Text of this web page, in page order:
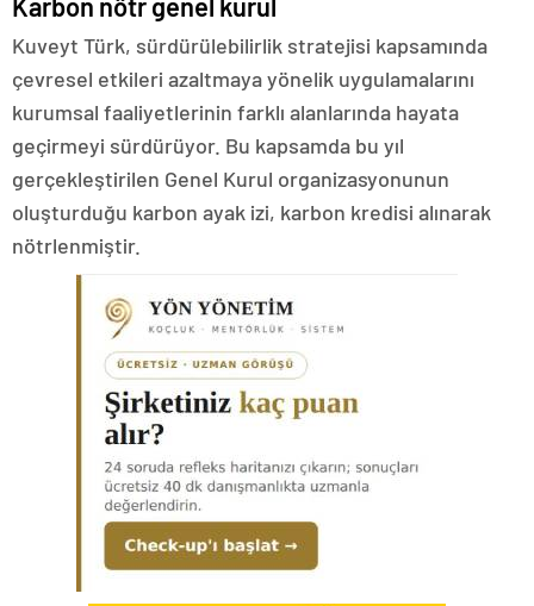
Kuveyt Türk, sürdürülebilirlik stratejisi kapsamında
çevresel etkileri azaltmaya yönelik uygulamalarını
kurumsal faaliyetlerinin farklı alanlarında hayata
geçirmeyi sürdürüyor. Bu kapsamda bu yıl
gerçekleştirilen Genel Kurul organizasyonunun
oluşturduğu karbon ayak izi, karbon kredisi alınarak
nötrlenmiştir.